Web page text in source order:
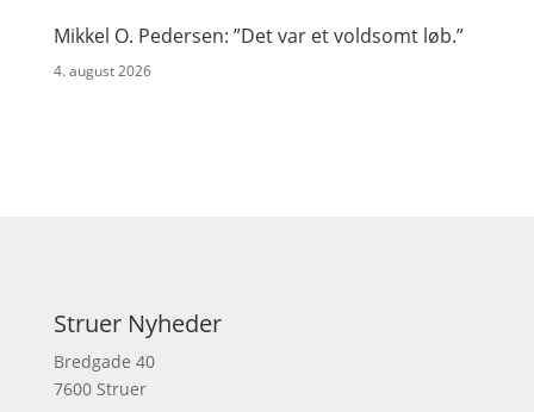
Mikkel O. Pedersen: ”Det var et voldsomt løb.”
4. august 2026
Struer Nyheder
Bredgade 40
7600 Struer